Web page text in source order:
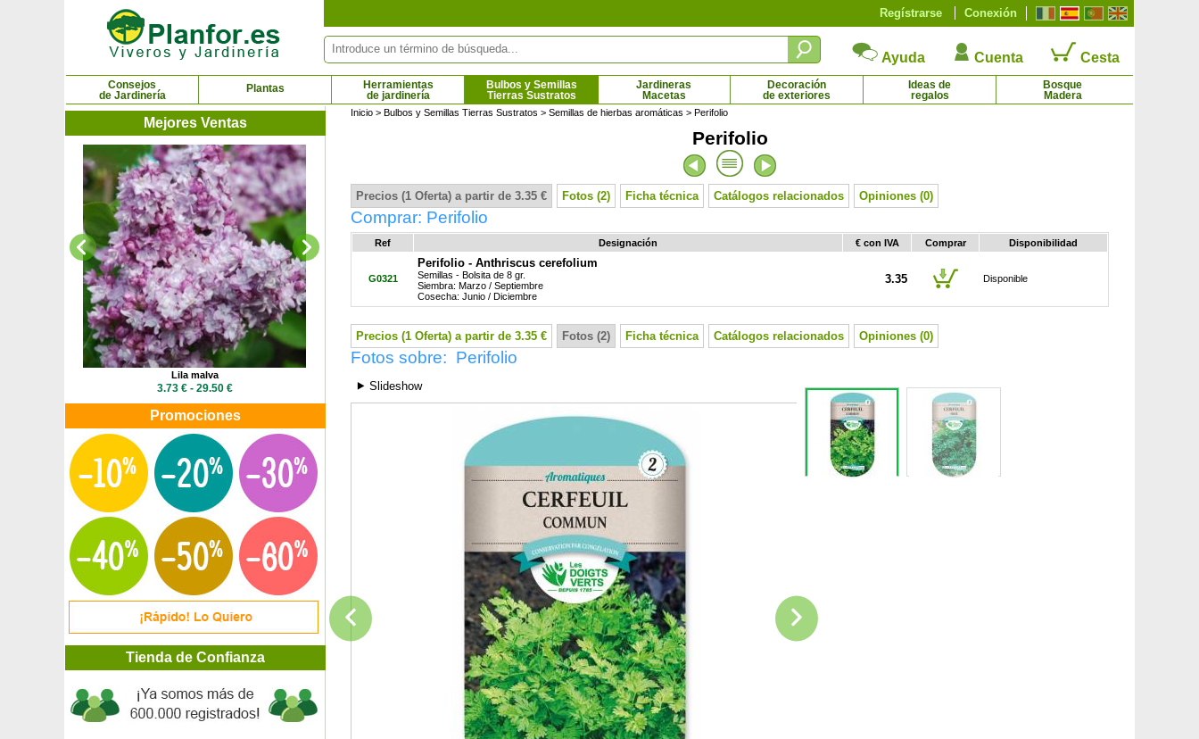
Conexión
Regístrarse
Ayuda Cuenta Cesta
Consejos
de Jardinería
Plantas
Herramientas
de jardinería
Bulbos y Semillas
Tierras Sustratos
Jardineras
Macetas
Decoración
de exteriores
Ideas de
regalos
Bosque
Madera
Mejores Ventas
Lila malva
3.73 € - 29.50 €
Limonero de las 4 estaciones
Promociones
Tienda de Confianza
Inicio > Bulbos y Semillas Tierras Sustratos > Semillas de hierbas aromáticas > Perifolio
Perifolio
Precios (1 Oferta) a partir de 3.35 € Fotos (2) Ficha técnica Catálogos relacionados Opiniones (0)
Comprar: Perifolio
Ref Designación € con IVA Comprar Disponibilidad
G0321
Perifolio - Anthriscus cerefolium
Semillas - Bolsita de 8 gr.
Siembra: Marzo / Septiembre
Cosecha: Junio / Diciembre
3.35 Disponible
Precios (1 Oferta) a partir de 3.35 € Fotos (2) Ficha técnica Catálogos relacionados Opiniones (0)
Fotos sobre: Perifolio
⯈ Slideshow
Panel de gestión de cookies